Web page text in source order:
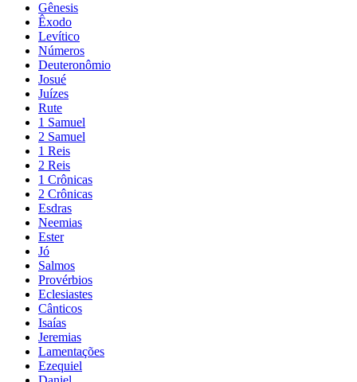
Gênesis
Êxodo
Levítico
Números
Deuteronômio
Josué
Juízes
Rute
1 Samuel
2 Samuel
1 Reis
2 Reis
1 Crônicas
2 Crônicas
Esdras
Neemias
Ester
Jó
Salmos
Provérbios
Eclesiastes
Cânticos
Isaías
Jeremias
Lamentações
Ezequiel